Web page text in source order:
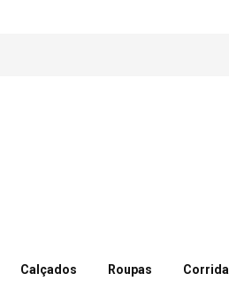
Calçados Roupas Corrida